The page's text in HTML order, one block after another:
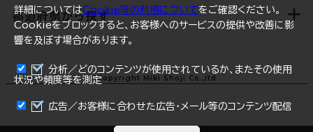
まとめて資料請求
詳細についてはCookie等の利用についてをご確認ください。
Cookieをブロックすると、お客様へのサービスの提供や改善に影
響を及ぼす場合があります。
分析／どのコンテンツが使用されているか、またその使用
状況や頻度等を測定
広告／お客様に合わせた広告・メール等のコンテンツ配信
福岡
オフィスリポート
ログイン
都道府県から探す
北海道
青森県
Copyright Miki Shoji Co.,ltd